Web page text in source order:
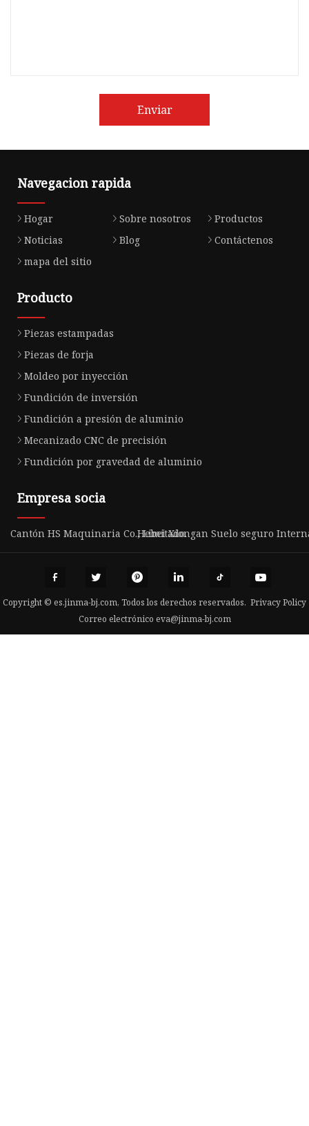
Enviar
Navegacion rapida
Hogar Sobre nosotros
Productos
Noticias
Blog
Contáctenos
mapa del sitio
Producto
Piezas estampadas
Piezas de forja
Moldeo por inyección
Fundición de inversión
Fundición a presión de aluminio
Mecanizado CNC de precisión
Fundición por gravedad de aluminio
Empresa socia
Cantón HS Maquinaria Co., Limitado.Hebei Xiongan Suelo seguro
Copyright © es.jinma-bj.com, Todos los derechos reservados. Privacy Policy
Correo electrónico eva@jinma-bj.com